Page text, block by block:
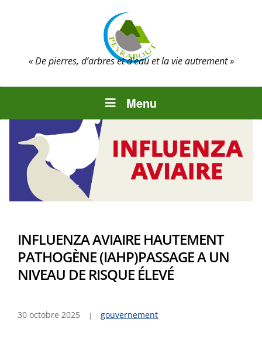
« De pierres, d’arbres et d’eau et la vie autrement »
Menu
INFLUENZA AVIAIRE HAUTEMENT
PATHOGÈNE (IAHP)PASSAGE A UN
NIVEAU DE RISQUE ÉLEVÉ
30 octobre 2025 gouvernement